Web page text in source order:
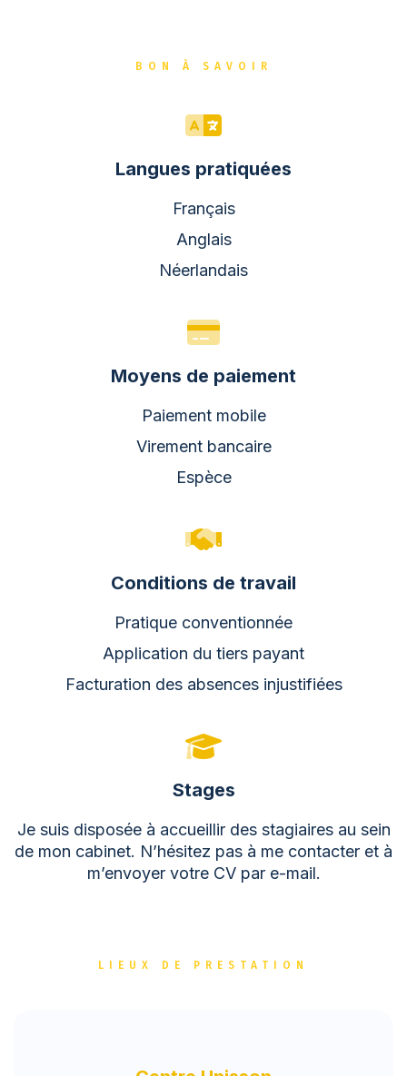
BON À SAVOIR
Langues pratiquées
Français
Anglais
Néerlandais
Moyens de paiement
Paiement mobile
Virement bancaire
Espèce
Conditions de travail
Pratique conventionnée
Application du tiers payant
Facturation des absences injustifiées
Stages
Je suis disposée à accueillir des stagiaires au sein
de mon cabinet. N’hésitez pas à me contacter et à
m’envoyer votre CV par e-mail.
LIEUX DE PRESTATION